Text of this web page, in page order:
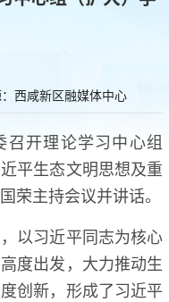
西咸新区融媒体中心
开理论学习中心组
平生态文明思想及重
荣主持会议并讲话。
以习近平同志为核心
度出发，大力推动生
创新，形成了习近平